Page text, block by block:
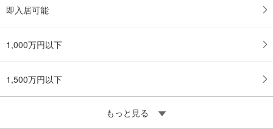
即入居可能
1,000万円以下
1,500万円以下
もっと見る